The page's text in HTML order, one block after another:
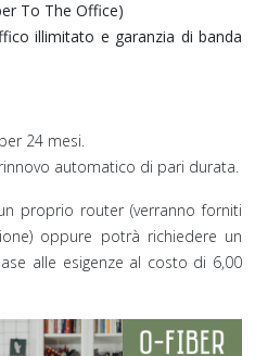
To The Office)
illimitato e garanzia di banda
24 mesi.
automatico di pari durata.
proprio router (verranno forniti
oppure potrà richiedere un
alle esigenze al costo di 6,00